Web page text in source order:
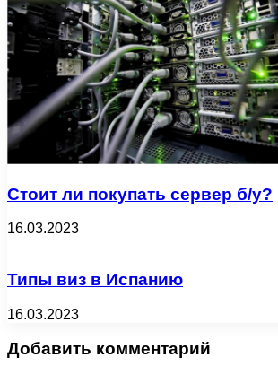
Стоит ли покупать сервер б/у?
16.03.2023
Типы виз в Испанию
16.03.2023
Добавить комментарий